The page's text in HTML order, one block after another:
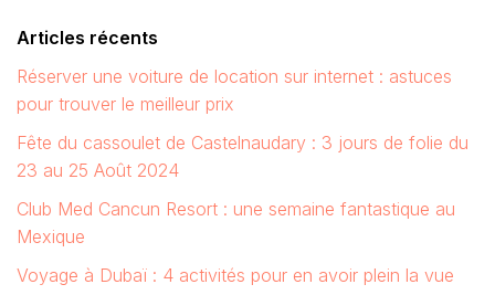
Articles récents
Réserver une voiture de location sur internet : astuces
pour trouver le meilleur prix
Fête du cassoulet de Castelnaudary : 3 jours de folie du
23 au 25 Août 2024
Club Med Cancun Resort : une semaine fantastique au
Mexique
Voyage à Dubaï : 4 activités pour en avoir plein la vue